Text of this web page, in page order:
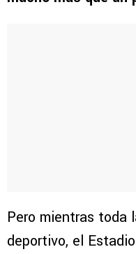
Pero mientras toda
deportivo, el